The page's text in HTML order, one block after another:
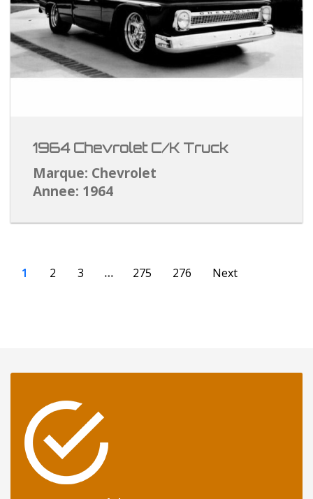
1964 Chevrolet C/K Truck
Marque: Chevrolet
Annee: 1964
1 2 3 … 275 276 Next